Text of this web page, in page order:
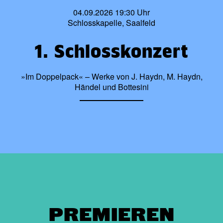
04.09.2026 19:30 Uhr
Schlosskapelle, Saalfeld
1. Schlosskonzert
»Im Doppelpack« – Werke von J. Haydn, M. Haydn,
Händel und Bottesini
PREMIEREN